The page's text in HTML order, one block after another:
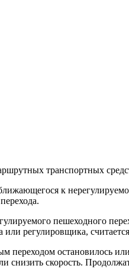
транспортных
к
пешеходного
или регулировщика,
переходом остановилось
снизить скорость.